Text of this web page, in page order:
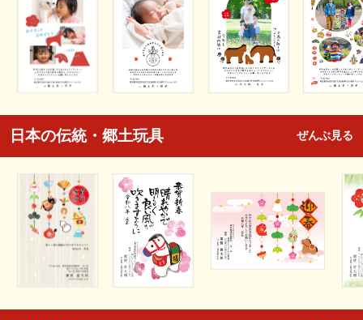
日本の伝統・郷土玩具 ぜんぶ見る